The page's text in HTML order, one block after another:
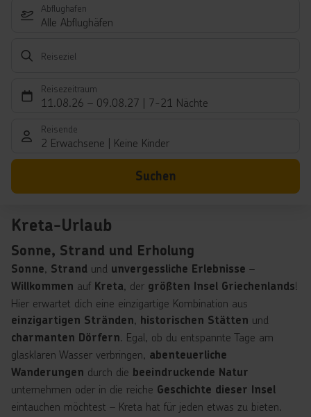
Abflughafen
Alle Abflughäfen
Reiseziel
Reisezeitraum
11.08.26 – 09.08.27 7-21 Nächte
Reisende
2 Erwachsene Keine Kinder
Suchen
Kreta-Urlaub
Sonne, Strand und Erholung
Sonne, Strand und unvergessliche Erlebnisse –
Willkommen auf Kreta, der größten Insel Griechenlands!
Hier erwartet dich eine einzigartige Kombination aus
einzigartigen Stränden, historischen Stätten und
charmanten Dörfern. Egal, ob du entspannte Tage am
glasklaren Wasser verbringen, abenteuerliche
Wanderungen durch die beeindruckende Natur
unternehmen oder in die reiche Geschichte dieser Insel
eintauchen möchtest – Kreta hat für jeden etwas zu bieten.